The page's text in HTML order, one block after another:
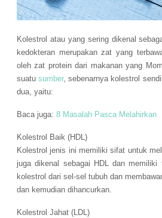
Kolestrol atau yang sering dikenal
kedokteran merupakan zat yang
oleh zat protein dari makanan yang
suatusumber, sebenarnya kolestrol
dua, yaitu:
Baca juga: 8 Masalah Pasca Melahirkan
Kolestrol Baik (HDL)
Kolestrol jenis ini memiliki sifat untuk
juga dikenal sebagai HDL dan memiliki
kolestrol dari sel-sel tubuh dan
dan kemudian dihancurkan.
Kolestrol Jahat (LDL)